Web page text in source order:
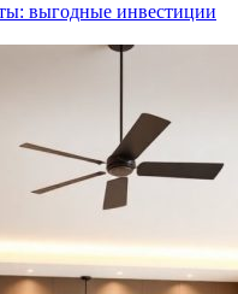
выгодные инвестиции